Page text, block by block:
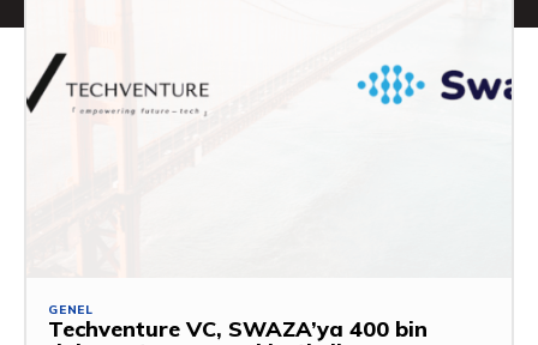
GENEL
Techventure VC, SWAZA’ya 400 bin